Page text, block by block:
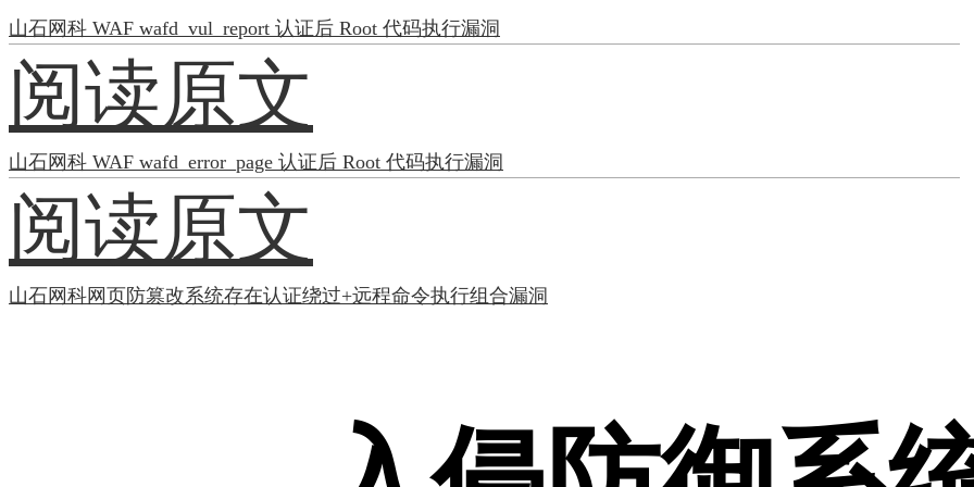
山石网科 WAF wafd_vul_report 认证后 Root 代码执行漏洞
阅读原文
山石网科 WAF wafd_error_page 认证后 Root 代码执行漏洞
阅读原文
山石网科网页防篡改系统存在认证绕过+远程命令执行组合漏洞